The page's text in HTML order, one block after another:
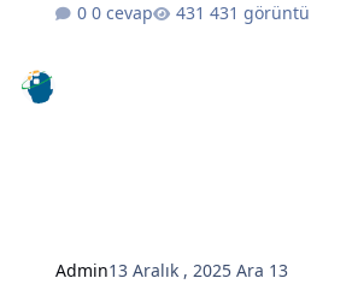
0 cevap
431 görüntü
Admin13 Aralık , 2025Ara 13